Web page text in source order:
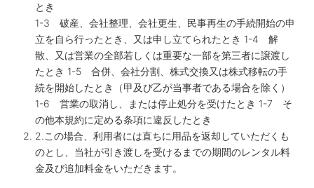
とき
1-3 破産、会社整理、会社更生、民事再生の手続開始の申
立を自ら行ったとき、又は申し立てられたとき 1-4 解
散、又は営業の全部若しくは重要な一部を第三者に譲渡し
たとき 1-5 合併、会社分割、株式交換又は株式移転の手
続を開始したとき（甲及び乙が当事者である場合を除く）
1-6 営業の取消し、または停止処分を受けたとき 1-7 そ
の他本規約に定める条項に違反したとき
2.この場合、利用者には直ちに用品を返却していただくも
のとし、当社が引き渡しを受けるまでの期間のレンタル料
金及び追加料金をいただきます。